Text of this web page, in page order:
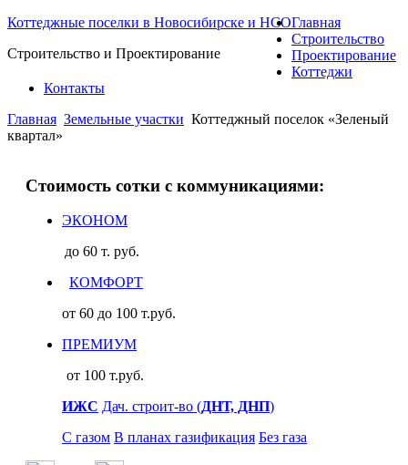
Коттеджные поселки в Новосибирске и НСО
Строительство и Проектирование
Главная
Строительство
Проектирование
Коттеджи
Контакты
Главная Земельные участки Коттеджный поселок «Зеленый
квартал»
Стоимость сотки с коммуникациями:
ЭКОНОМ
до 60 т. руб.
КОМФОРТ
от 60 до 100 т.руб.
ПРЕМИУМ
от 100 т.руб.
ИЖС Дач. строит-во (ДНТ, ДНП)
С газом В планах газификация Без газа